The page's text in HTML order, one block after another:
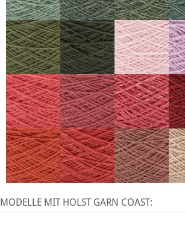
MODELLE MIT HOLST GARN COAST: